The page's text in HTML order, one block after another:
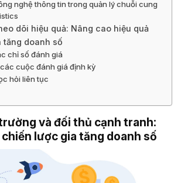
nghệ thông tin trong quản lý chuỗi cung
dõi hiệu quả: Nâng cao hiệu quả
tăng doanh số
chỉ số đánh giá
cuộc đánh giá định kỳ
hỏi liên tục
và đối thủ cạnh tranh:
lược gia tăng doanh số